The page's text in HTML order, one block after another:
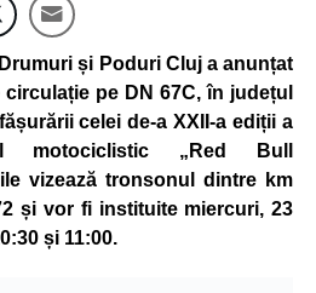
și Poduri Cluj a anunțat
pe DN 67C, în județul
celei de-a XXII-a ediții a
motociclistic „Red Bull
vizează tronsonul dintre km
și vor fi instituite miercuri, 23
și 11:00.